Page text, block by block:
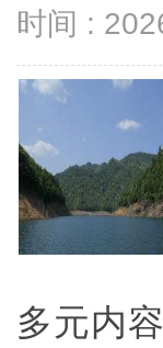
时间 :
多元内